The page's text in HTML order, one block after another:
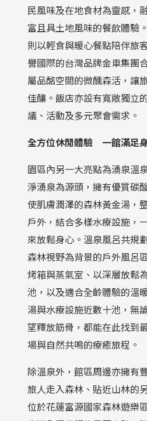
民風味及在地食材為靈感，
富且具土地風味的餐飲體驗
則以輕食與暖心餐點陪伴旅
譽國際的台灣品牌金車集團
屬品酩空間的微醺森活，讓
佳釀。飯店亦設有寬敞獨立
議、活動及多元聚會需求。
全方位休閒體驗 一館滿足
園區內另一大亮點為湧泉溫
淨湧泉為源頭，擁有優質碳
使肌膚潤澤的森林黃金湯，
戶外，結合多樣水療設施，
來放鬆身心。溫泉風呂共規
森林視野為背景的戶外風呂
烤箱與蒸氣室、以深層放鬆
池，以及適合全齡體驗的溫
湯與水療設施近數十池，無
望釋放筋骨，都能在此找到
場與自然共鳴的療癒旅程。
除溫泉外，館區周邊亦擁有
旅人走入森林、貼近山林的
位於花蓮富源國家森林遊樂